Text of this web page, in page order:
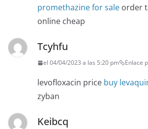
promethazine for sale order
online cheap
Tcyhfu
el 04/04/2023 a las 5:20 pm Enlace
levofloxacin price buy
zyban
Keibcq